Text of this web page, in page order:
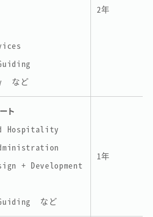
など
2年
ト
Hospitality
+ Development
など
1年